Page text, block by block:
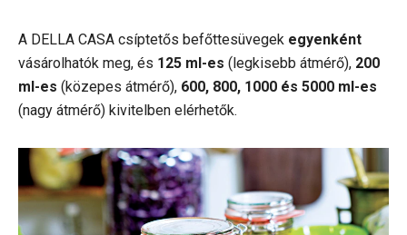
A DELLA CASA csíptetős befőttesüvegek egyenként
vásárolhatók meg, és 125 ml-es (legkisebb átmérő), 200
ml-es (közepes átmérő), 600, 800, 1000 és 5000 ml-es
(nagy átmérő) kivitelben elérhetők.